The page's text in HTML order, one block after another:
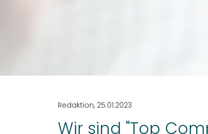
Redaktion, 25.01.2023
Wir sind "Top